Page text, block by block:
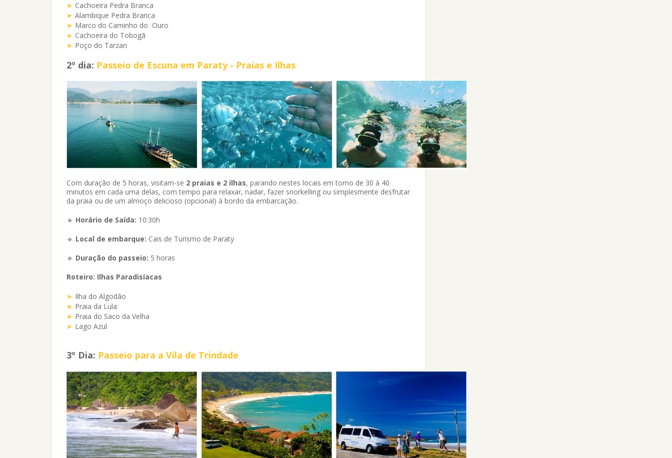
Cachoeira Pedra Branca
Alambique Pedra Branca
Marco do Caminho do Ouro
Cachoeira do Tobogã
Poço do Tarzan
2º dia: Passeio de Escuna em Paraty - Praias e Ilhas
Com duração de 5 horas, visitam-se 2 praias e 2 ilhas, parando nestes locais em torno de 30 à 40
minutos em cada uma delas, com tempo para relaxar, nadar, fazer snorkelling ou simplesmente desfrutar
da praia ou de um almoço delicioso (opcional) à bordo da embarcação.
🔹 Horário de Saída: 10:30h
🔹 Local de embarque: Cais de Turismo de Paraty
🔹 Duração do passeio: 5 horas
Roteiro: Ilhas Paradisíacas
Ilha do Algodão
Praia da Lula
Praia do Saco da Velha
Lago Azul
3º Dia: Passeio para a Vila de Trindade